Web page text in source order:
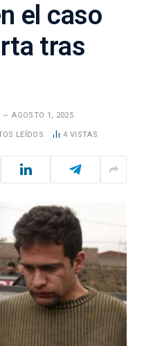
el caso
tras
AGOSTO 1, 2025
LEÍDOS 4 VISTAS